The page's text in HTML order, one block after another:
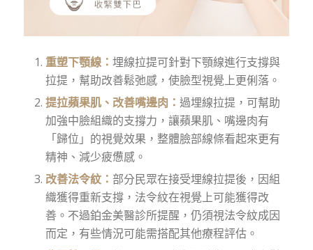
重塑下顎線： 埋線拉提可針對下顎線進行支撐與
拉提，幫助改善鬆弛感，使臉型視覺上更俐落。
提拉蘋果肌、改善嘴邊肉： 過埋線拉提，可幫助
加強中臉組織的支撐力，讓蘋果肌、嘴邊肉有
「歸位」的視覺效果，整體臉部線條看起來更有
精神、減少疲憊感。
改善法令紋： 部分民眾在接受埋線拉提後，因組
織獲得重新支撐，法令紋在視覺上可能獲得改
善。不過鉑金美醫診所提醒，仍須視法令紋成因
而定，有些情況可能需搭配其他療程評估。